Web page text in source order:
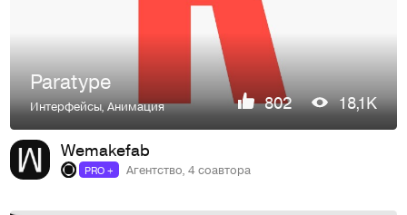
Paratype
Интерфейсы,Анимация 802 18,1K
Wemakefab
PRO + Агентство, 4 соавтора